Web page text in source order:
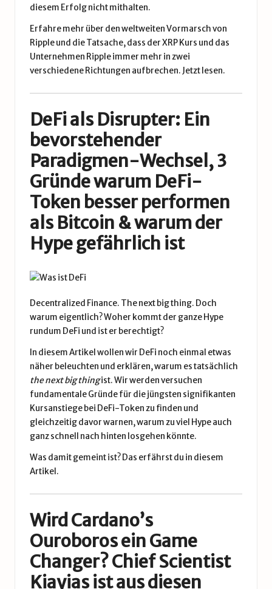
diesem Erfolg nicht mithalten.
Erfahre mehr über den weltweiten Vormarsch von
Ripple und die Tatsache, dass der XRP Kurs und das
Unternehmen Ripple immer mehr in zwei
verschiedene Richtungen aufbrechen. Jetzt lesen.
DeFi als Disrupter: Ein
bevorstehender
Paradigmen-Wechsel, 3
Gründe warum DeFi-
Token besser performen
als Bitcoin & warum der
Hype gefährlich ist
Decentralized Finance. The next big thing. Doch
warum eigentlich? Woher kommt der ganze Hype
rundum DeFi und ist er berechtigt?
In diesem Artikel wollen wir DeFi noch einmal etwas
näher beleuchten und erklären, warum es tatsächlich
the next big thingist. Wir werden versuchen
fundamentale Gründe für die jüngsten signifikanten
Kursanstiege bei DeFi-Token zu finden und
gleichzeitig davor warnen, warum zu viel Hype auch
ganz schnell nach hinten losgehen könnte.
Was damit gemeint ist? Das erfährst du in diesem
Artikel .
Wird Cardano’s
Ouroboros ein Game
Changer? Chief Scientist
Kiayias ist aus diesen